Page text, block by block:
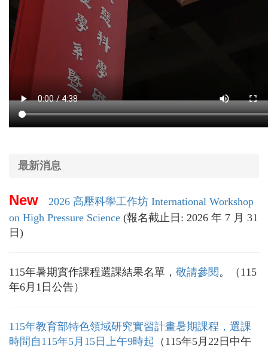
最新消息
New
2026 高壓科學工作坊 International Workshop
on High Pressure Science (報名截止日: 2026 年 7 月 31
日)
115年暑期實作課程選課結果名單， 敬請參閱 。（115
年6月1日公告）
115年教育部特色領域研究實習計畫暑期課程，選課
時間自115年5月15日上午9時起 （115年5月22日中午